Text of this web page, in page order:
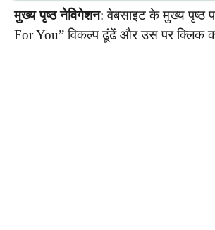
मुख्य पृष्ठ नेविगेशन: वेबसाइट के मुख्य पृष्ठ
For You” विकल्प ढूंढें और उस पर क्लिक